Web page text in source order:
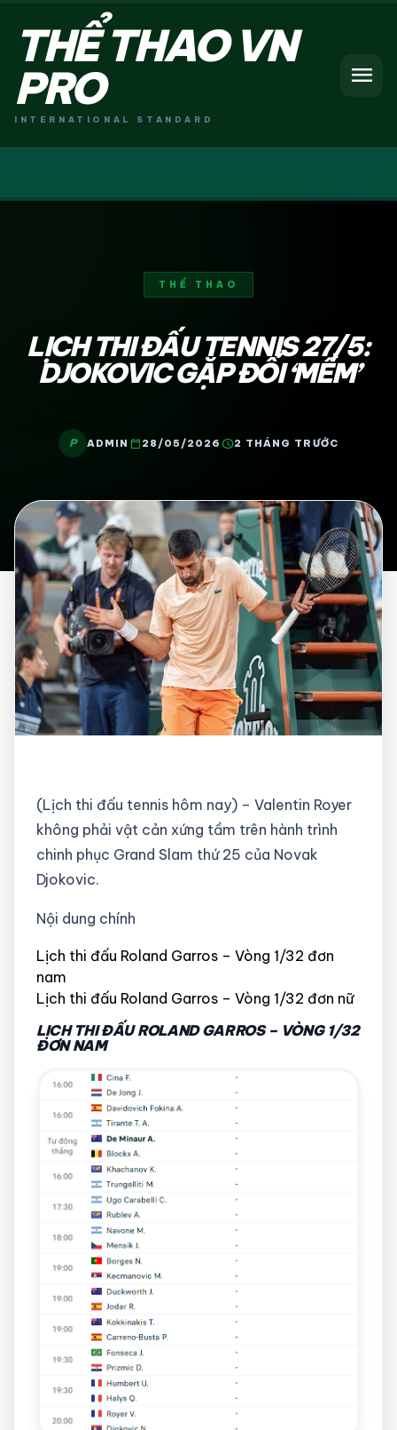
THỂ THAO VN
PRO
INTERNATIONAL STANDARD
menu
THỂ THAO
LỊCH THI ĐẤU TENNIS 27/5:
DJOKOVIC GẶP ĐỐI ‘MỀM’
P ADMIN calendar_today 28/05/2026 schedule2 THÁNG TRƯỚC
(Lịch thi đấu tennis hôm nay) – Valentin Royer
không phải vật cản xứng tầm trên hành trình
chinh phục Grand Slam thứ 25 của Novak
Djokovic.
Nội dung chính
Lịch thi đấu Roland Garros – Vòng 1/32 đơn
nam
Lịch thi đấu Roland Garros – Vòng 1/32 đơn nữ
LỊCH THI ĐẤU ROLAND GARROS – VÒNG 1/32
ĐƠN NAM